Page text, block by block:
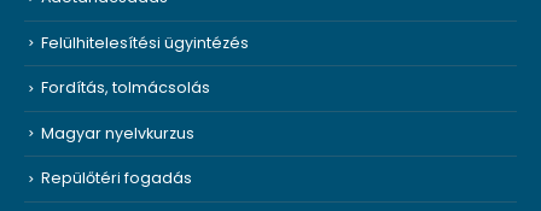
Felülhitelesítési ügyintézés
Fordítás, tolmácsolás
Magyar nyelvkurzus
Repülőtéri fogadás